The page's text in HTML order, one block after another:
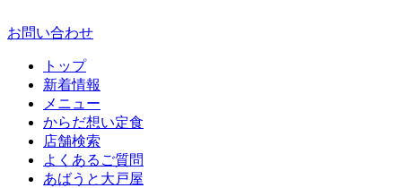
お問い合わせ
トップ
新着情報
メニュー
からだ想い定食
店舗検索
よくあるご質問
あばうと大戸屋